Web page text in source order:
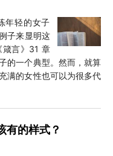
年轻的女子
子来显明这
言》31 章
的一个典型。然而，就算
满的女性也可以为很多代
有的样式？